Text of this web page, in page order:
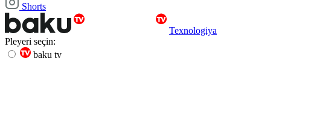
Shorts
Texnologiya
Pleyeri seçin:
baku tv